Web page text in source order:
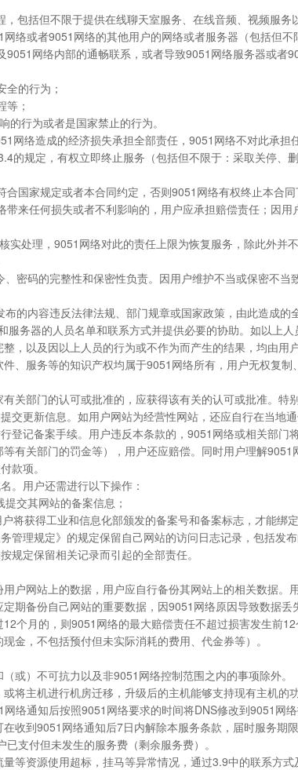
包括但不限于提供在线聊天室服务、在线音频、视频服
络或者9051网络的其他用户的网络或者服务器（包括但
网络内部的通畅联系，或者导致9051网络服务器或者
的行为；
；
行为或者是国家禁止的行为。
网络造成的经济损失承担全部责任，9051网络不对此承
的规定，有权立即终止服务（包括但不限于：采取关停、
国家规定或者本合同约定，否则9051网络有权终止本合
来任何损失或者不利影响的，用户应承担赔偿责任；因
处理，9051网络对此的责任上限为恢复服务，除此外并不
密码的完整性和保密性负责。因用户维护不当或保密不
的内容违反法律法规、部门规章或国家政策，由此造成的
务器的人员名单和联系方式并提供必要的协助。如以上
，以及因以上人员的行为或不作为而产生的结果，均由用户
、服务等的知识产权均属于9051网络所有，用户无权复
关部门的认可或批准的，应获得该有关的认可或批准。特
交更新信息。如用户网站为经营性网站，还应自行在当地
登记备案手续。用户违反本条款的，9051网络或相关部门
有关部门的罚金等），用户还应赔偿。同时用户理解
款项。
。用户还需进行以下操作：
交其网站的备案信息；
获得工业和信息化部颁发的备案号和备案标志，才能绑定
理规定》的规定保留自己网站的访问日志记录，包括发
规定保留相关记录而引起的全部责任。
户网站上的数据，用户应自行备份其网站上的相关数据。
期备份自己网站的重要数据，因9051网络原因导致数据
个月的，则9051网络的最大赔偿责任不超过损害发生前
金，不包括预付但未实际消耗的费用、代金券等）。
或）不可抗力以及非9051网络控制范围之内的事项除外。
将主机进行机房迁移，升级后的主机能够支持现有主机
络通知后按照9051网络要求的时间将DNS修改到9051网
收到9051网络通知后7日内解除本服务条款，届时服务期
支付但未发生的服务费（剩余服务费）。
等资源使用超标，挂马等异常情况，通过3.9中的联系方